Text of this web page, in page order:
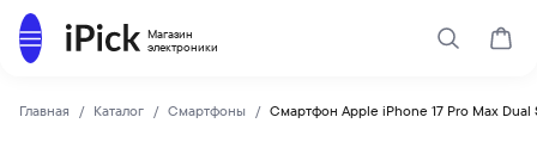
Магазин
электроники
Каталог
Поиск
Главная Каталог Смартфоны Смартфон Apple iPhone 17 Pro Max Dual